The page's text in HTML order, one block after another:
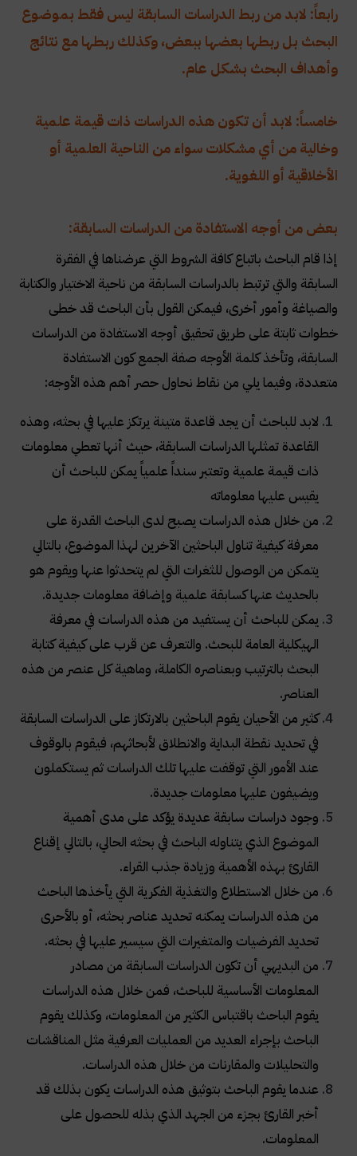
رابعاً: لابد من ربط الدراسات السابقة ليس فقط بموضوع
البحث بل ربطها بعضها ببعض، وكذلك ربطها مع نتائج
وأهداف البحث بشكل عام.
خامساً: لابد أن تكون هذه الدراسات ذات قيمة علمية
وخالية من أي مشكلات سواء من الناحية العلمية أو
الأخلاقية أو اللغوية.
بعض من أوجه الاستفادة من الدراسات السابقة:
إذا قام الباحث باتباع كافة الشروط التي عرضناها في الفقرة
السابقة والتي ترتبط بالدراسات السابقة من ناحية الاختيار والكتابة
والصياغة وأمور أخرى، فيمكن القول بأن الباحث قد خطى
خطوات ثابتة على طريق تحقيق أوجه الاستفادة من الدراسات
السابقة، وتأخذ كلمة الأوجه صفة الجمع كون الاستفادة
متعددة، وفيما يلي من نقاط نحاول حصر أهم هذه الأوجه:
لابد للباحث أن يجد قاعدة متينة يرتكز عليها في بحثه، وهذه
القاعدة تمثلها الدراسات السابقة، حيث أنها تعطي معلومات
ذات قيمة علمية وتعتبر سنداً علمياً يمكن للباحث أن
يقيس عليها معلوماته
من خلال هذه الدراسات يصبح لدى الباحث القدرة على
معرفة كيفية تناول الباحثين الآخرين لهذا الموضوع، بالتالي
يتمكن من الوصول للثغرات التي لم يتحدثوا عنها ويقوم هو
بالحديث عنها كسابقة علمية وإضافة معلومات جديدة.
يمكن للباحث أن يستفيد من هذه الدراسات في معرفة
الهيكلية العامة للبحث. والتعرف عن قرب على كيفية كتابة
البحث بالترتيب وبعناصره الكاملة، وماهية كل عنصر من هذه
العناصر.
كثير من الأحيان يقوم الباحثين بالارتكاز على الدراسات السابقة
في تحديد نقطة البداية والانطلاق لأبحاثهم، فيقوم بالوقوف
عند الأمور التي توقفت عليها تلك الدراسات ثم يستكملون
ويضيفون عليها معلومات جديدة.
وجود دراسات سابقة عديدة يؤكد على مدى أهمية
الموضوع الذي يتناوله الباحث في بحثه الحالي، بالتالي إقناع
القارئ بهذه الأهمية وزيادة جذب القراء.
من خلال الاستطلاع والتغذية الفكرية التي يأخذها الباحث
من هذه الدراسات يمكنه تحديد عناصر بحثه، أو بالأحرى
تحديد الفرضيات والمتغيرات التي سيسير عليها في بحثه.
من البديهي أن تكون الدراسات السابقة من مصادر
المعلومات الأساسية للباحث، فمن خلال هذه الدراسات
يقوم الباحث باقتباس الكثير من المعلومات، وكذلك يقوم
الباحث بإجراء العديد من العمليات العرفية مثل المناقشات
والتحليلات والمقارنات من خلال هذه الدراسات.
عندما يقوم الباحث بتوثيق هذه الدراسات يكون بذلك قد
أخبر القارئ بجزء من الجهد الذي بذله للحصول على
المعلومات.